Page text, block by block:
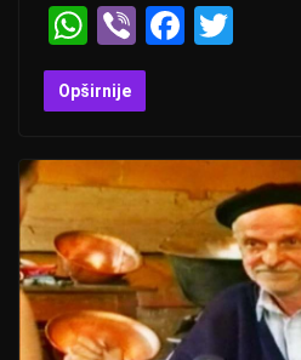
W
h
at
A
p
p
Vi
b
er
F
b
o
o
k
Opširnije